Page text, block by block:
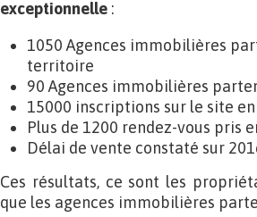
exceptionnelle :
1050 Agences immobilières
territoire
90 Agences immobilières
15000 inscriptions sur le site
Plus de 1200 rendez-vous pris
Délai de vente constaté sur
Ces résultats, ce sont les
que les agences immobilières